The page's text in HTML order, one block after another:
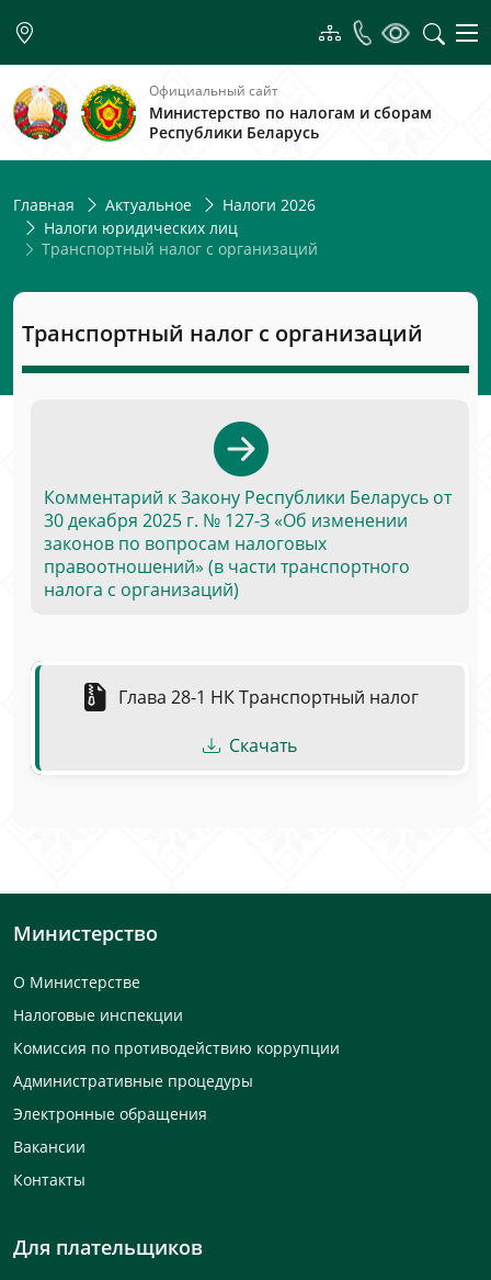
Официальный сайт
Министерство по налогам и сборам
Республики Беларусь
Главная Актуальное
Налоги 2026
Налоги юридических лиц
Транспортный налог с организаций
Транспортный налог с организаций
Комментарий к Закону Республики Беларусь от
30 декабря 2025 г. № 127-З «Об изменении
законов по вопросам налоговых
правоотношений» (в части транспортного
налога с организаций)
Глава 28-1 НК Транспортный налог
Скачать
Министерство
О Министерстве
Налоговые инспекции
Комиссия по противодействию коррупции
Административные процедуры
Электронные обращения
Вакансии
Контакты
Для плательщиков